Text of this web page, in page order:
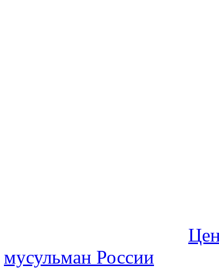
мусульман России